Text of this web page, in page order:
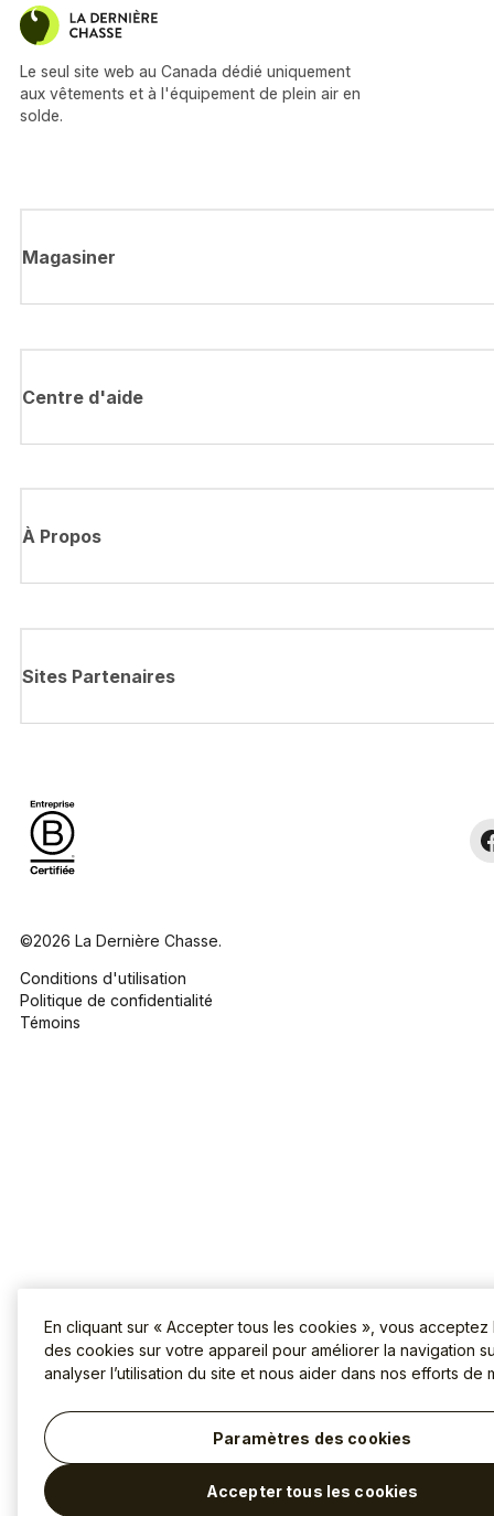
Le seul site web au Canada dédié uniquement
aux vêtements et à l'équipement de plein air en
solde.
Magasiner
Centre d'aide
À Propos
Sites Partenaires
©2026 La Dernière Chasse.
Conditions d'utilisation
Politique de confidentialité
Témoins
En cliquant sur « Accepter tous les cookies », vous
des cookies sur votre appareil pour améliorer la navigation
analyser l’utilisation du site et nous aider dans nos efforts de
Paramètres des cookies
Accepter tous les cookies